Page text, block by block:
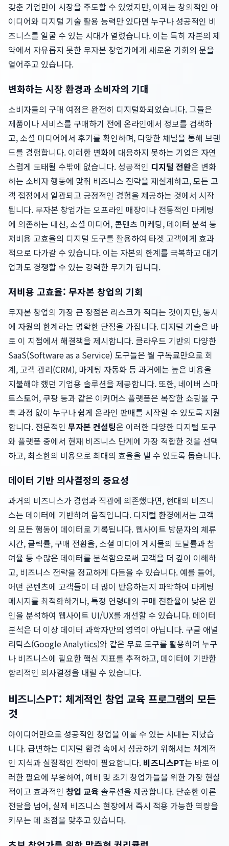
갖춘 기업만이 시장을 주도할 수 있었지만, 이제는 창의적인 아
이디어와 디지털 기술 활용 능력만 있다면 누구나 성공적인 비
즈니스를 일굴 수 있는 시대가 열렸습니다. 이는 특히 자본의 제
약에서 자유롭지 못한 무자본 창업가에게 새로운 기회의 문을
열어주고 있습니다.
변화하는 시장 환경과 소비자의 기대
소비자들의 구매 여정은 완전히 디지털화되었습니다. 그들은
제품이나 서비스를 구매하기 전에 온라인에서 정보를 검색하
고, 소셜 미디어에서 후기를 확인하며, 다양한 채널을 통해 브랜
드를 경험합니다. 이러한 변화에 대응하지 못하는 기업은 자연
스럽게 도태될 수밖에 없습니다. 성공적인 디지털 전환은 변화
하는 소비자 행동에 맞춰 비즈니스 전략을 재설계하고, 모든 고
객 접점에서 일관되고 긍정적인 경험을 제공하는 것에서 시작
됩니다. 무자본 창업가는 오프라인 매장이나 전통적인 마케팅
에 의존하는 대신, 소셜 미디어, 콘텐츠 마케팅, 데이터 분석 등
저비용 고효율의 디지털 도구를 활용하여 타겟 고객에게 효과
적으로 다가갈 수 있습니다. 이는 자본의 한계를 극복하고 대기
업과도 경쟁할 수 있는 강력한 무기가 됩니다.
저비용 고효율: 무자본 창업의 기회
무자본 창업의 가장 큰 장점은 리스크가 적다는 것이지만, 동시
에 자원의 한계라는 명확한 단점을 가집니다. 디지털 기술은 바
로 이 지점에서 해결책을 제시합니다. 클라우드 기반의 다양한
SaaS(Software as a Service) 도구들은 월 구독료만으로 회
계, 고객 관리(CRM), 마케팅 자동화 등 과거에는 높은 비용을
지불해야 했던 기업용 솔루션을 제공합니다. 또한, 네이버 스마
트스토어, 쿠팡 등과 같은 이커머스 플랫폼은 복잡한 쇼핑몰 구
축 과정 없이 누구나 쉽게 온라인 판매를 시작할 수 있도록 지원
합니다. 전문적인 무자본 컨설팅은 이러한 다양한 디지털 도구
와 플랫폼 중에서 현재 비즈니스 단계에 가장 적합한 것을 선택
하고, 최소한의 비용으로 최대의 효율을 낼 수 있도록 돕습니다.
데이터 기반 의사결정의 중요성
과거의 비즈니스가 경험과 직관에 의존했다면, 현대의 비즈니
스는 데이터에 기반하여 움직입니다. 디지털 환경에서는 고객
의 모든 행동이 데이터로 기록됩니다. 웹사이트 방문자의 체류
시간, 클릭률, 구매 전환율, 소셜 미디어 게시물의 도달률과 참
여율 등 수많은 데이터를 분석함으로써 고객을 더 깊이 이해하
고, 비즈니스 전략을 정교하게 다듬을 수 있습니다. 예를 들어,
어떤 콘텐츠에 고객들이 더 많이 반응하는지 파악하여 마케팅
메시지를 최적화하거나, 특정 연령대의 구매 전환율이 낮은 원
인을 분석하여 웹사이트 UI/UX를 개선할 수 있습니다. 데이터
분석은 더 이상 데이터 과학자만의 영역이 아닙니다. 구글 애널
리틱스(Google Analytics)와 같은 무료 도구를 활용하여 누구
나 비즈니스에 필요한 핵심 지표를 추적하고, 데이터에 기반한
합리적인 의사결정을 내릴 수 있습니다.
비즈니스PT: 체계적인 창업 교육 프로그램의 모든
것
아이디어만으로 성공적인 창업을 이룰 수 있는 시대는 지났습
니다. 급변하는 디지털 환경 속에서 성공하기 위해서는 체계적
인 지식과 실질적인 전략이 필요합니다. 비즈니스PT는 바로 이
러한 필요에 부응하여, 예비 및 초기 창업가들을 위한 가장 현실
적이고 효과적인 창업 교육 솔루션을 제공합니다. 단순한 이론
전달을 넘어, 실제 비즈니스 현장에서 즉시 적용 가능한 역량을
키우는 데 초점을 맞추고 있습니다.